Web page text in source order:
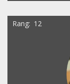
Rang 12